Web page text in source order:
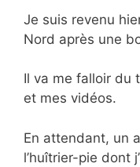
Je suis revenu
Nord après une
Il va me falloir du
et mes vidéos.
En attendant, un
l’huîtrier-pie dont